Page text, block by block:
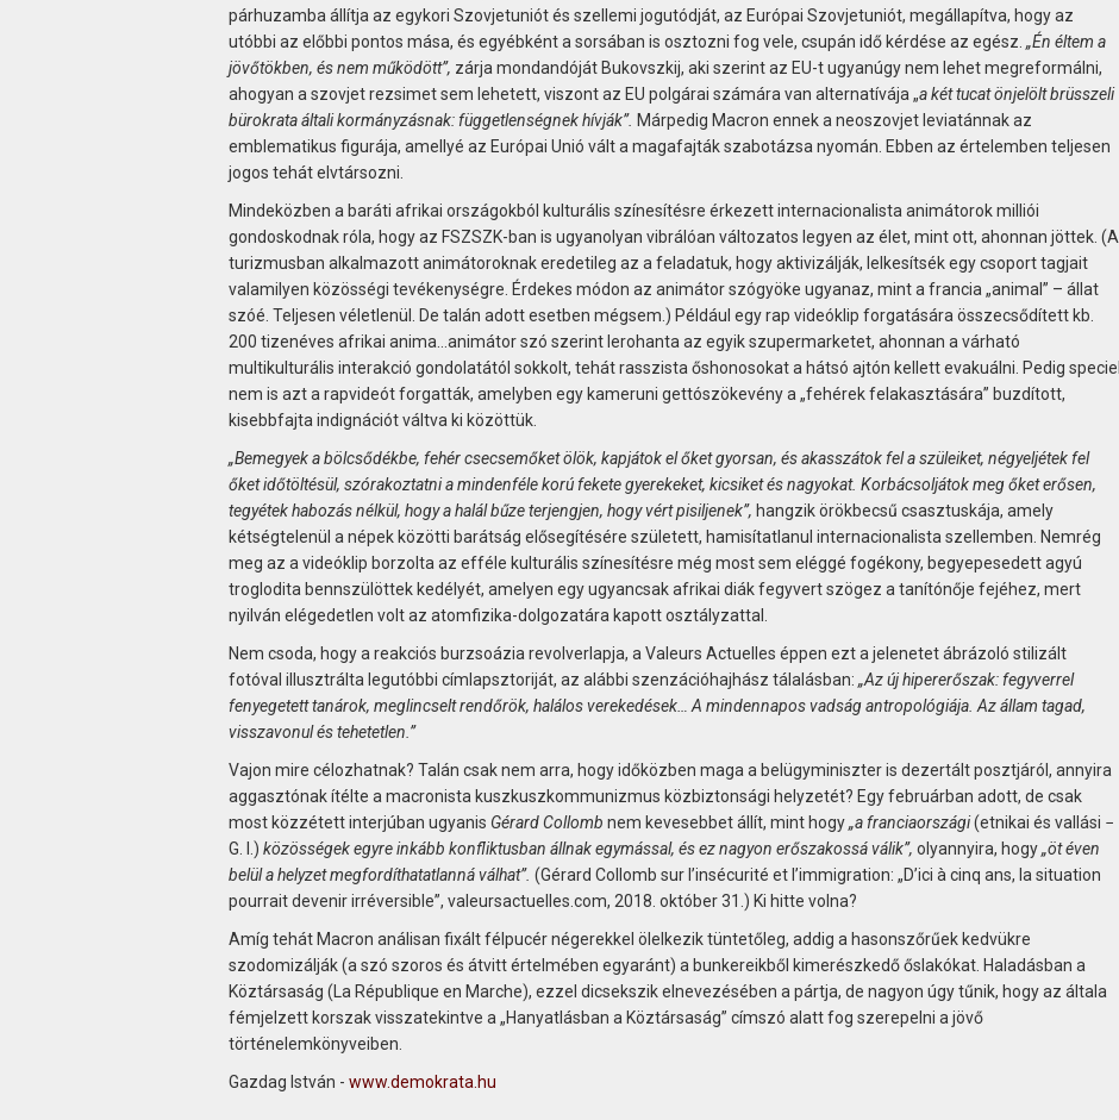
párhuzamba állítja az egykori Szovjetuniót és szellemi jogutódját, az Európai Szovjetuniót, megállapítva, hogy az
utóbbi az előbbi pontos mása, és egyébként a sorsában is osztozni fog vele, csupán idő kérdése az egész. „Én éltem a
jövőtökben, és nem működött”, zárja mondandóját Bukovszkij, aki szerint az EU-t ugyanúgy nem lehet megreformálni,
ahogyan a szovjet rezsimet sem lehetett, viszont az EU polgárai számára van alternatívája „a két tucat önjelölt brüsszeli
bürokrata általi kormányzásnak: függetlenségnek hívják”. Márpedig Macron ennek a neoszovjet leviatánnak az
emblematikus figurája, amellyé az Európai Unió vált a magafajták szabotázsa nyomán. Ebben az értelemben teljesen
jogos tehát elvtársozni.
Mindeközben a baráti afrikai országokból kulturális színesítésre érkezett internacionalista animátorok milliói
gondoskodnak róla, hogy az FSZSZK-ban is ugyanolyan vibrálóan változatos legyen az élet, mint ott, ahonnan jöttek. (A
turizmusban alkalmazott animátoroknak eredetileg az a feladatuk, hogy aktivizálják, lelkesítsék egy csoport tagjait
valamilyen közösségi tevékenységre. Érdekes módon az animátor szógyöke ugyanaz, mint a francia „animal” – állat
szóé. Teljesen véletlenül. De talán adott esetben mégsem.) Például egy rap videóklip forgatására összecsődített kb.
200 tizenéves afrikai anima…animátor szó szerint lerohanta az egyik szupermarketet, ahonnan a várható
multikulturális interakció gondolatától sokkolt, tehát rasszista őshonosokat a hátsó ajtón kellett evakuálni. Pedig speciel
nem is azt a rapvideót forgatták, amelyben egy kameruni gettószökevény a „fehérek felakasztására” buzdított,
kisebbfajta indignációt váltva ki közöttük.
„Bemegyek a bölcsődékbe, fehér csecsemőket ölök, kapjátok el őket gyorsan, és akasszátok fel a szüleiket, négyeljétek fel
őket időtöltésül, szórakoztatni a mindenféle korú fekete gyerekeket, kicsiket és nagyokat. Korbácsoljátok meg őket erősen,
tegyétek habozás nélkül, hogy a halál bűze terjengjen, hogy vért pisiljenek”, hangzik örökbecsű csasztuskája, amely
kétségtelenül a népek közötti barátság elősegítésére született, hamisítatlanul internacionalista szellemben. Nemrég
meg az a videóklip borzolta az efféle kulturális színesítésre még most sem eléggé fogékony, begyepesedett agyú
troglodita bennszülöttek kedélyét, amelyen egy ugyancsak afrikai diák fegyvert szögez a tanítónője fejéhez, mert
nyilván elégedetlen volt az atomfizika-dolgozatára kapott osztályzattal.
Nem csoda, hogy a reakciós burzsoázia revolverlapja, a Valeurs Actuelles éppen ezt a jelenetet ábrázoló stilizált
fotóval illusztrálta legutóbbi címlapsztoriját, az alábbi szenzációhajhász tálalásban: „Az új hiper­erő­szak: fegyverrel
fenyegetett tanárok, meglincselt rendőrök, halálos verekedések… A mindennapos vadság antropológiája. Az állam tagad,
visszavonul és tehetetlen.”
Vajon mire célozhatnak? Talán csak nem arra, hogy időközben maga a belügyminiszter is dezertált posztjáról, annyira
aggasztónak ítélte a macronista kuszkuszkommunizmus közbiztonsági helyzetét? Egy februárban adott, de csak
most közzétett interjúban ugyanis Gérard Collomb nem kevesebbet állít, mint hogy„a franciaországi(etnikai és vallási −
G. I.) közösségek egyre inkább konfliktusban állnak egymással, és ez nagyon erőszakossá válik”, olyannyira, hogy„öt éven
belül a helyzet megfordíthatatlanná válhat”. (Gérard Collomb sur l’insécurité et l’immigration: „D’ici à cinq ans, la situation
pourrait devenir irréversible”, valeursactuelles.com, 2018. október 31.) Ki hitte volna?
Amíg tehát Macron análisan fixált félpucér négerekkel ölelkezik tüntetőleg, addig a hasonszőrűek kedvükre
szodomizálják (a szó szoros és átvitt értelmében egyaránt) a bunkereikből kimerészkedő őslakókat. Haladásban a
Köztársaság (La République en Marche), ezzel dicsekszik elnevezésében a pártja, de nagyon úgy tűnik, hogy az általa
fémjelzett korszak visszatekintve a „Hanyatlásban a Köztársaság” címszó alatt fog szerepelni a jövő
történelemkönyveiben.
Gazdag István - www.demokrata.hu